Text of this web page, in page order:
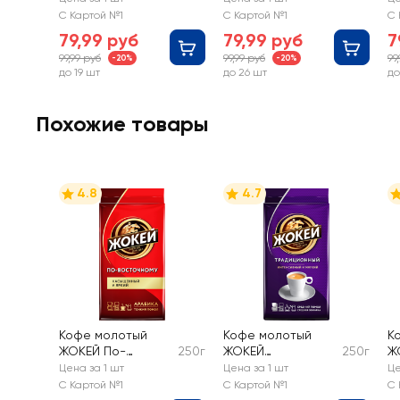
5%, без змж
С Картой №1
79,99 руб
99,99 руб -20%
до 19 шт
5%, без змж
С Картой №1
79,99 руб
99,99 руб -20%
до 26 шт
С
Похожие товары
4.8
Кофе молотый
ЖОКЕЙ По-
Восточному
натуральный
250г
Цена за 1 шт
С Картой №1
4.7
Кофе молотый
ЖОКЕЙ
Традиционный
жареный
250г
Цена за 1 шт
С Картой №1
С